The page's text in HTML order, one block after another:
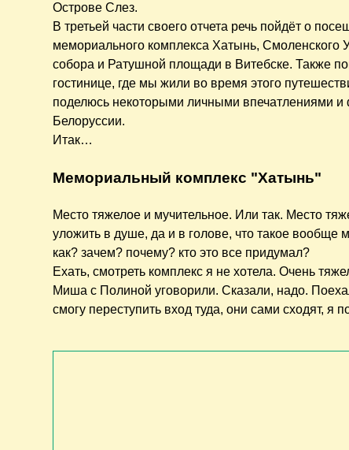
Острове Слез.
В третьей части своего отчета речь пойдёт о
мемориального комплекса Хатынь, Смоленского
собора и Ратушной площади в Витебске. Также
гостинице, где мы жили во время этого
поделюсь некоторыми личными впечатлениями и
Белоруссии.
Итак…
Мемориальный комплекс "Хатынь"
Место тяжелое и мучительное. Или так. Место
уложить в душе, да и в голове, что такое вообще
как? зачем? почему? кто это все придумал?
Ехать, смотреть комплекс я не хотела. Очень
Миша с Полиной уговорили. Сказали, надо.
смогу переступить вход туда, они сами сходят, я